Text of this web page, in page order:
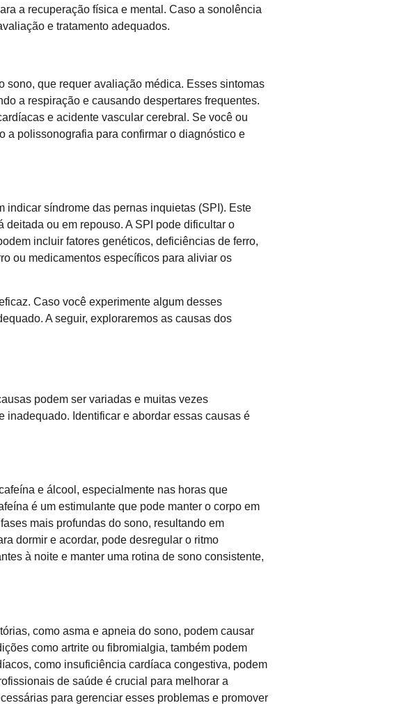
a recuperação física e mental. Caso a sonolência
e tratamento adequados.
sono, que requer avaliação médica. Esses sintomas
a respiração e causando despertares frequentes.
e acidente vascular cerebral. Se você ou
a polissonografia para confirmar o diagnóstico e
indicar síndrome das pernas inquietas (SPI). Este
ou em repouso. A SPI pode dificultar o
incluir fatores genéticos, deficiências de ferro,
ou medicamentos específicos para aliviar os
Caso você experimente algum desses
A seguir, exploraremos as causas dos
podem ser variadas e muitas vezes
Identificar e abordar essas causas é
e álcool, especialmente nas horas que
é um estimulante que pode manter o corpo em
mais profundas do sono, resultando em
dormir e acordar, pode desregular o ritmo
à noite e manter uma rotina de sono consistente,
como asma e apneia do sono, podem causar
como artrite ou fibromialgia, também podem
como insuficiência cardíaca congestiva, podem
de saúde é crucial para melhorar a
para gerenciar esses problemas e promover